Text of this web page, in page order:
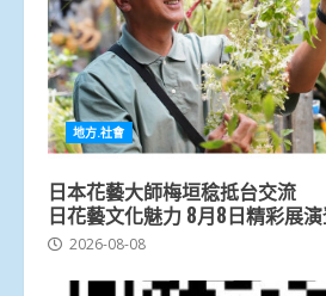
地方.社會
日本花藝大師梅垣稔抵台交流
日花藝文化魅力 8月8日精彩展
2026-08-08